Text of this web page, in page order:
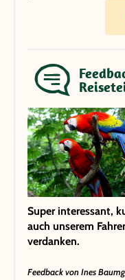
Super interessant,
auch unserem
verdanken.
Feedback vonInes